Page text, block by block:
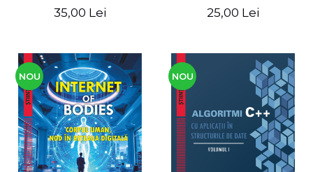
35,00 Lei 25,00 Lei
NOU NOU